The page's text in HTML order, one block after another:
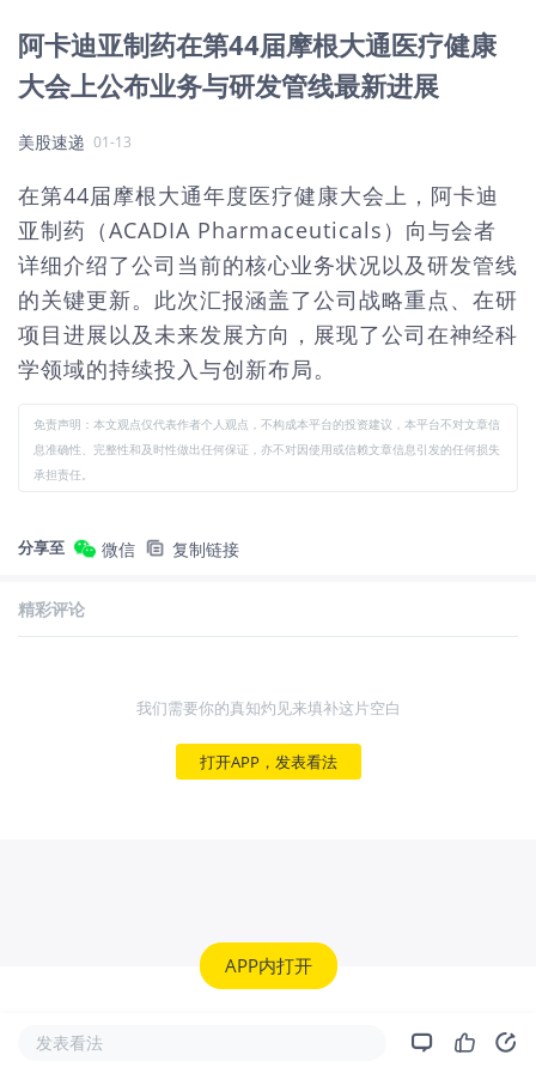
阿卡迪亚制药在第44届摩根大通医疗健康
大会上公布业务与研发管线最新进展
美股速递 01-13
在第44届摩根大通年度医疗健康大会上，阿卡迪
亚制药（ACADIA Pharmaceuticals）向与会者
详细介绍了公司当前的核心业务状况以及研发管线
的关键更新。此次汇报涵盖了公司战略重点、在研
项目进展以及未来发展方向，展现了公司在神经科
学领域的持续投入与创新布局。
免责声明：本文观点仅代表作者个人观点，不构成本平台的投资建议，本平台不对文章信
息准确性、完整性和及时性做出任何保证，亦不对因使用或信赖文章信息引发的任何损失
承担责任。
分享至 微信 复制链接
精彩评论
我们需要你的真知灼见来填补这片空白
打开APP，发表看法
APP内打开
发表看法